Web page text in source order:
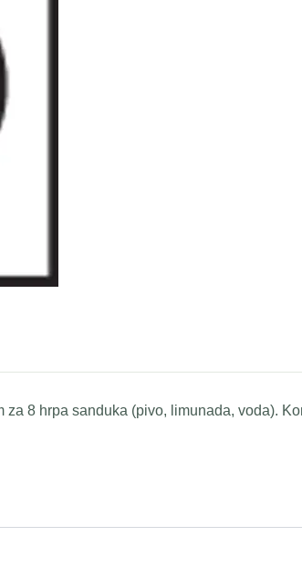
8 hrpa sanduka (pivo, limunada, voda).